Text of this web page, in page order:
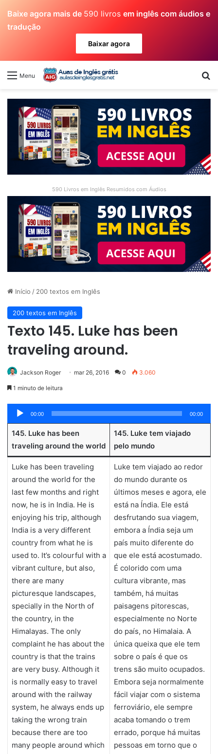
Baixe agora mais de 590 livros em inglês com áudios e
tradução
Baixar agora
Menu
590 Livros em Inglês Resumidos com Áudios
Início / 200 textos em Inglês
200 textos em Inglês
Texto 145. Luke has been
traveling around.
Jackson Roger mar 26, 2016 0 3.060
1 minuto de leitura
Tocador
de
áudio
00:00 00:00
145. Luke has been
traveling around the world
145. Luke tem viajado
pelo mundo
Luke has been traveling
around the world for the
last few months and right
now, he is in India. He is
enjoying his trip, although
India is a very different
country from what he is
used to. It’s colourful with a
vibrant culture, but also,
there are many
picturesque landscapes,
specially in the North of
the country, in the
Himalayas. The only
complaint he has about the
country is that the trains
are very busy. Although it
is normally easy to travel
around with the railway
system, he always ends up
taking the wrong train
because there are too
many people around which
Luke tem viajado ao redor
do mundo durante os
últimos meses e agora, ele
está na Índia. Ele está
desfrutando sua viagem,
embora a Índia seja um
país muito diferente do
que ele está acostumado.
É colorido com uma
cultura vibrante, mas
também, há muitas
paisagens pitorescas,
especialmente no Norte
do país, no Himalaia. A
única queixa que ele tem
sobre o país é que os
trens são muito ocupados.
Embora seja normalmente
fácil viajar com o sistema
ferroviário, ele sempre
acaba tomando o trem
errado, porque há muitas
pessoas em torno que o